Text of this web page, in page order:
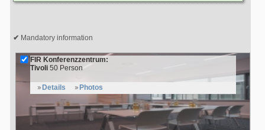
Mandatory information
FIR Konferenzzentrum:
Tivoli 50 Person
Details Photos